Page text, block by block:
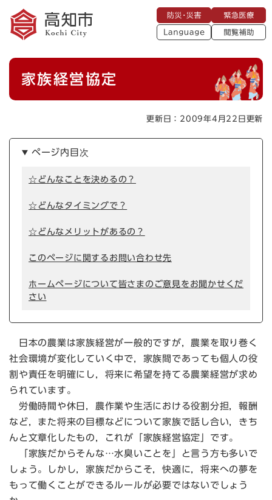
メニューを飛ばして本文へ
災
・
災
急
医
療
L
a
閲
助
本
家族経営協定
更新日：2009年4月22日更新
ページ内目次
☆どんなことを決めるの？
☆どんなタイミングで？
☆どんなメリットがあるの？
このページに関するお問い合わせ先
ホームページについて皆さまのご意見をお聞かせくだ
さい
日本の農業は家族経営が一般的ですが，農業を取り巻く
社会環境が変化していく中で，家族間であっても個人の役
割や責任を明確にし，将来に希望を持てる農業経営が求め
られています。
労働時間や休日，農作業や生活における役割分担，報酬
など，また将来の目標などについて家族で話し合い，きち
んと文章化したもの，これが「家族経営協定」です。
「家族だからそんな…水臭いことを」と言う方も多いで
しょう。しかし，家族だからこそ，快適に，将来への夢を
もって働くことができるルールが必要ではないでしょう